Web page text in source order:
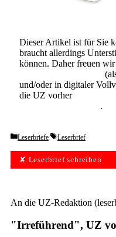
Dieser Artikel ist für Sie
braucht allerdings
können. Daher freuen
und/oder in digitaler
die UZ vorher
.
Categories
Leserbriefe Tags
Leserbrief
✘ Leserbrief schreiben
An die UZ-Redaktion
"Irreführend", UZ